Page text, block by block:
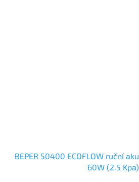
BEPER 50400 ECOFLOW ruční
60W (2.5 Kpa)